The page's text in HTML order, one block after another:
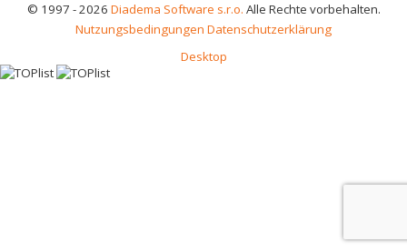
© 1997 - 2026 Diadema Software s.r.o. Alle Rechte vorbehalten.
Nutzungsbedingungen Datenschutzerklärung
Desktop